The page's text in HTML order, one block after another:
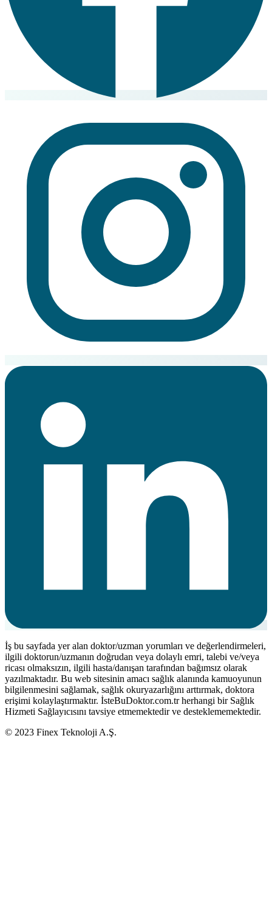
İş bu sayfada yer alan doktor/uzman yorumları ve değerlendirmeleri,
ilgili doktorun/uzmanın doğrudan veya dolaylı emri, talebi ve/veya
ricası olmaksızın, ilgili hasta/danışan tarafından bağımsız olarak
yazılmaktadır. Bu web sitesinin amacı sağlık alanında kamuoyunun
bilgilenmesini sağlamak, sağlık okuryazarlığını arttırmak, doktora
erişimi kolaylaştırmaktır. İsteBuDoktor.com.tr herhangi bir Sağlık
Hizmeti Sağlayıcısını tavsiye etmemektedir ve desteklememektedir.
© 2023 Finex Teknoloji A.Ş.